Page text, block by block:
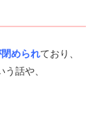
められており、
う話や、